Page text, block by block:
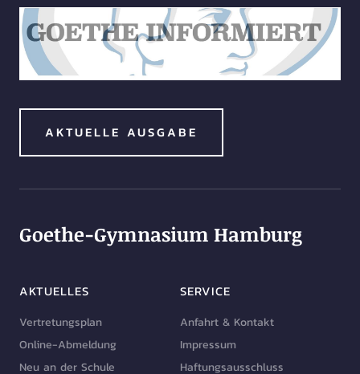
AKTUELLE AUSGABE
Goethe-Gymnasium Hamburg
AKTUELLES
Vertretungsplan
Online-Abmeldung
Neu an der Schule
SERVICE
Anfahrt & Kontakt
Impressum
Haftungsausschluss